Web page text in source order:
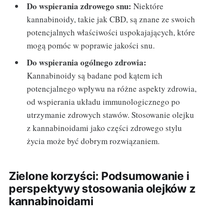
Do wspierania zdrowego snu: Niektóre
kannabinoidy, takie jak CBD, są znane ze swoich
potencjalnych właściwości uspokajających, które
mogą pomóc w poprawie jakości snu.
Do wspierania ogólnego zdrowia:
Kannabinoidy są badane pod kątem ich
potencjalnego wpływu na różne aspekty zdrowia,
od wspierania układu immunologicznego po
utrzymanie zdrowych stawów. Stosowanie olejku
z kannabinoidami jako części zdrowego stylu
życia może być dobrym rozwiązaniem.
Zielone korzyści: Podsumowanie i
perspektywy stosowania olejków z
kannabinoidami